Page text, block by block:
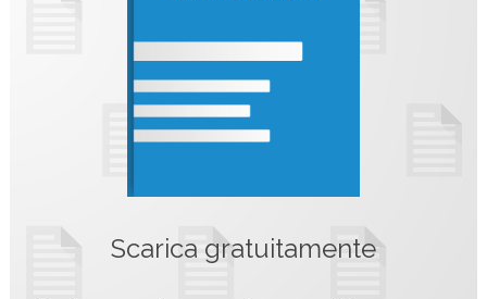
Scarica gratuitamente